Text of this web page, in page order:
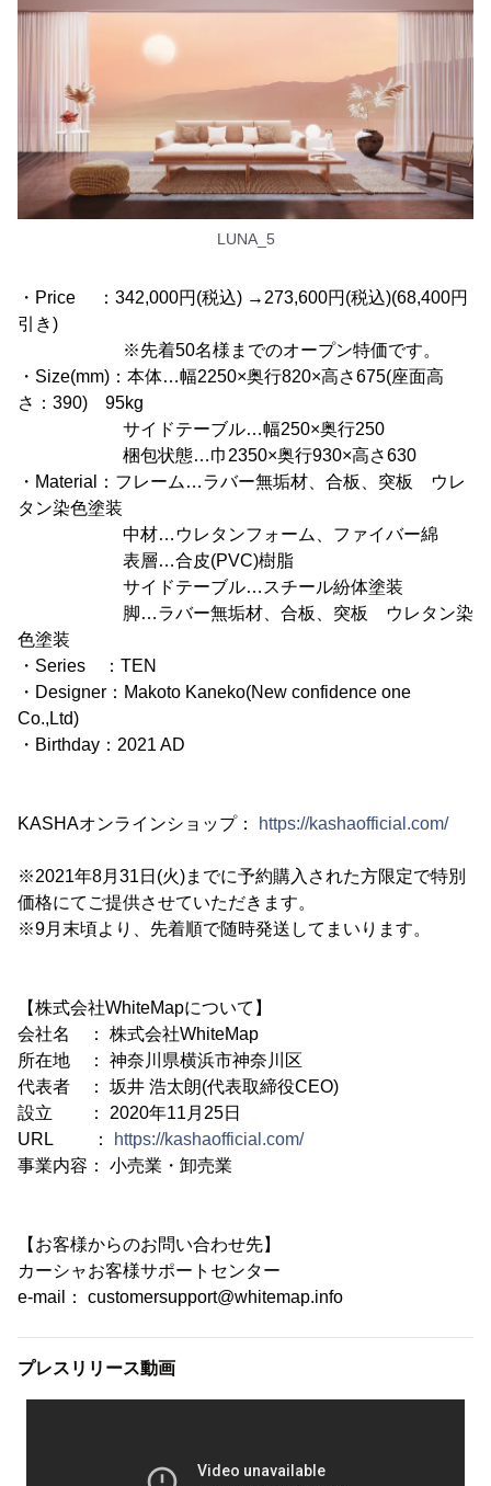
LUNA_5
・Price ：342,000円(税込) →273,600円(税込)(68,400円
引き)
※先着50名様までのオープン特価です。
・Size(mm)：本体…幅2250×奥行820×高さ675(座面高
さ：390) 95kg
サイドテーブル…幅250×奥行250
梱包状態…巾2350×奥行930×高さ630
・Material：フレーム…ラバー無垢材、合板、突板 ウレ
タン染色塗装
中材…ウレタンフォーム、ファイバー綿
表層…合皮(PVC)樹脂
サイドテーブル…スチール紛体塗装
脚…ラバー無垢材、合板、突板 ウレタン染
色塗装
・Series ：TEN
・Designer：Makoto Kaneko(New confidence one
Co.,Ltd)
・Birthday：2021 AD
KASHAオンラインショップ： https://kashaofficial.com/
※2021年8月31日(火)までに予約購入された方限定で特別
価格にてご提供させていただきます。
※9月末頃より、先着順で随時発送してまいります。
【株式会社WhiteMapについて】
会社名 ： 株式会社WhiteMap
所在地 ： 神奈川県横浜市神奈川区
代表者 ： 坂井 浩太朗(代表取締役CEO)
設立 ： 2020年11月25日
URL ：
https://kashaofficial.com/
事業内容： 小売業・卸売業
【お客様からのお問い合わせ先】
カーシャお客様サポートセンター
e-mail： customersupport@whitemap.info
プレスリリース動画